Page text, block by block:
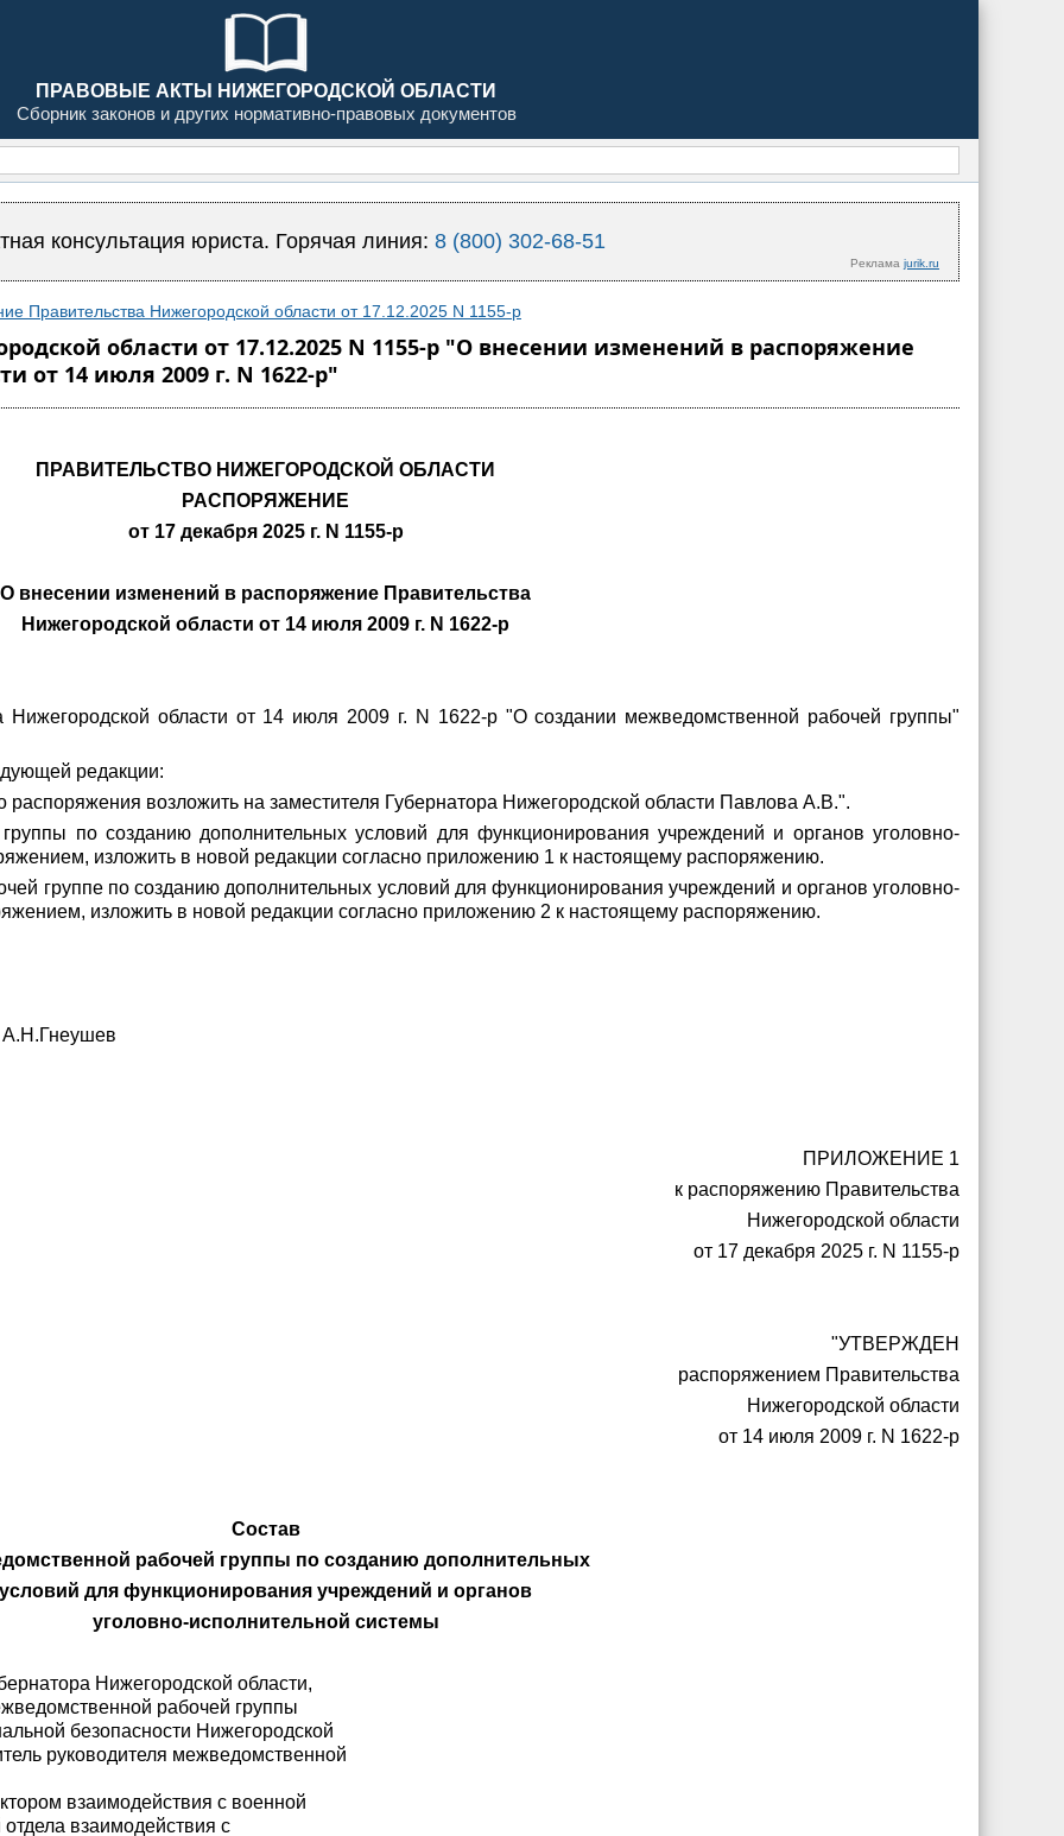
ПРАВОВЫЕ АКТЫ НИЖЕГОРОДСКОЙ ОБЛАСТИ
Сборник законов и других нормативно-правовых документов
консультация юриста. Горячая линия: 8 (800) 302-68-51
Реклама jurik.ru
Правительства Нижегородской области от 17.12.2025 N 1155-р
области от 17.12.2025 N 1155-р "О внесении изменений в распоряжение
от 14 июля 2009 г. N 1622-р"
ПРАВИТЕЛЬСТВО НИЖЕГОРОДСКОЙ ОБЛАСТИ
РАСПОРЯЖЕНИЕ
от 17 декабря 2025 г. N 1155-р
О внесении изменений в распоряжение Правительства
Нижегородской области от 14 июля 2009 г. N 1622-р
Нижегородской области от 14 июля 2009 г. N 1622-р "О создании межведомственной рабочей группы"
редакции:
распоряжения возложить на заместителя Губернатора Нижегородской области Павлова А.В.".
по созданию дополнительных условий для функционирования учреждений и органов уголовно-
изложить в новой редакции согласно приложению 1 к настоящему распоряжению.
группе по созданию дополнительных условий для функционирования учреждений и органов уголовно-
изложить в новой редакции согласно приложению 2 к настоящему распоряжению.
ПРИЛОЖЕНИЕ 1
к распоряжению Правительства
Нижегородской области
от 17 декабря 2025 г. N 1155-р
"УТВЕРЖДЕН
распоряжением Правительства
Нижегородской области
от 14 июля 2009 г. N 1622-р
Состав
рабочей группы по созданию дополнительных
условий для функционирования учреждений и органов
уголовно-исполнительной системы
Нижегородской области,
рабочей группы
безопасности Нижегородской
руководителя межведомственной
взаимодействия с военной
взаимодействия с